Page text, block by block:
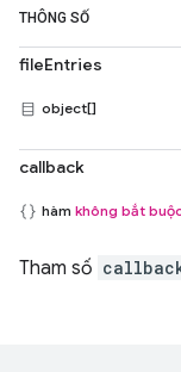
THÔNG SỐ
fileEntries
object[]
callback
hàm không bắt
Tham số